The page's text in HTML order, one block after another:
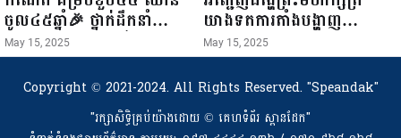
ចូល៤៥ឆ្នាំ🎉 ថ្នាក់ដឹកនាំ
សមាជិក សមាជិកា នៃក្រុម
គ្រួសារកម្មវិធីអាជីវកម្មចល័ត និង
កម្មករសំណង់ សូមគោរពជូនពរ
ជូនចំពោះ ឯកឧត្តម សាយ
សំអាល់ ប្រធានសហភាព
May 15, 2025
យាងទតការតាំងបង្ហាញ
ផលិតផលកសិកម្ម កសិ
ឧស្សាហកម្ម និងសិប្បកម្ម ក្នុង
ព្រះរាជពិធីច្រត់ព្រះនង្គ័ល...
May 15, 2025
Copyright © 2021-2024. All Rights Reserved. "Speandak"
"រក្សាសិទ្ធិគ្រប់យ៉ាងដោយ​ © គេហទំព័រ ស្ពានដែក"